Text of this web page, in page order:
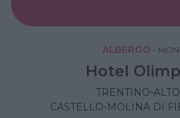
ALBERGO •
Hotel
TRENTINO-
CASTELLO-MOLINA DI